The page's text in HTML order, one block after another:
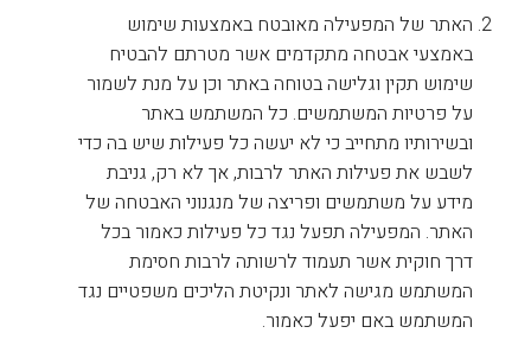
האתר של המפעילה מאובטח באמצעות שימוש
באמצעי אבטחה מתקדמים אשר מטרתם להבטיח
שימוש תקין וגלישה בטוחה באתר וכן על מנת לשמור
על פרטיות המשתמשים. כל המשתמש באתר
ובשירותיו מתחייב כי לא יעשה כל פעילות שיש בה כדי
לשבש את פעילות האתר לרבות, אך לא רק, גניבת
מידע על משתמשים ופריצה של מנגנוני האבטחה של
האתר. המפעילה תפעל נגד כל פעילות כאמור בכל
דרך חוקית אשר תעמוד לרשותה לרבות חסימת
המשתמש מגישה לאתר ונקיטת הליכים משפטיים נגד
המשתמש באם יפעל כאמור.